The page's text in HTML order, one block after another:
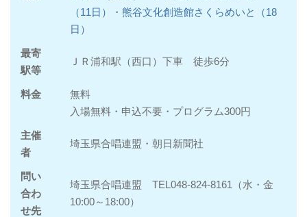
（11日）・熊谷文化創造館さくらめいと（18
日）
最寄
駅等
ＪＲ浦和駅（西口）下車 徒歩6分
料金
無料
入場無料・申込不要・プログラム300円
主催
者
埼玉県合唱連盟・朝日新聞社
問い
合わ
せ先
埼玉県合唱連盟 TEL048‐824‐8161（水・金
10:00～18:00）